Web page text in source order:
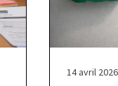
14 avril 2026